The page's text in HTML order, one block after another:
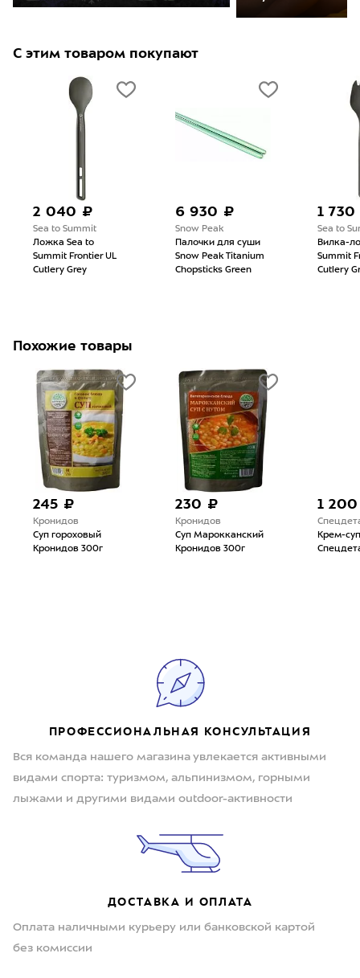
С этим товаром покупают
2 040 ₽
Sea to Summit
Ложка Sea to
Summit Frontier UL
Cutlery Grey
6 930 ₽
Snow Peak
Палочки для суши
Snow Peak Titanium
Chopsticks Green
1
Sea to
Вилка-
Summit
Cutlery
Похожие товары
245 ₽
Кронидов
Суп гороховый
Кронидов 300г
230 ₽
Кронидов
Суп Марокканский
Кронидов 300г
1
Крем-
ПРОФЕССИОНАЛЬНАЯ КОНСУЛЬТАЦИЯ
Вся команда нашего магазина увлекается активными
видами спорта: туризмом, альпинизмом, горными
лыжами и другими видами outdoor-активности
ДОСТАВКА И ОПЛАТА
Оплата наличными курьеру или банковской картой
без комиссии